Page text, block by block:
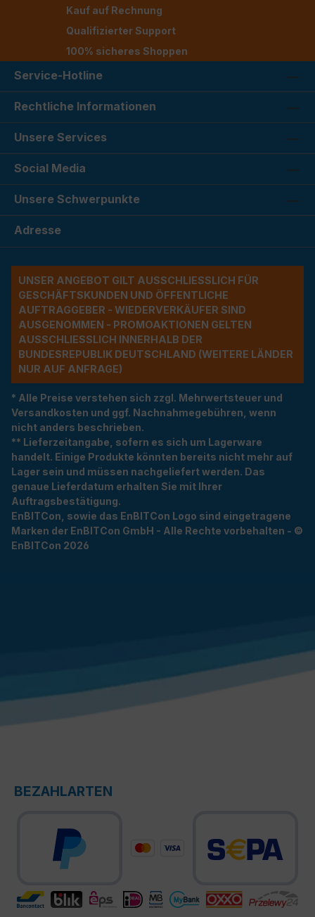
Kauf auf Rechnung
Qualifizierter Support
100% sicheres Shoppen
Service-Hotline
Rechtliche Informationen
Unsere Services
Social Media
Unsere Schwerpunkte
Adresse
UNSER ANGEBOT GILT AUSSCHLIESSLICH FÜR G
ESCHÄFTSKUNDEN UND ÖFFENTLICHE A
UFTRAGGEBER - WIEDERVERKÄUFER SIND A
USGENOMMEN - PROMOAKTIONEN GELTEN A
USSCHLIESSLICH INNERHALB DER BU
NDESREPUBLIK DEUTSCHLAND (WEITERE LÄNDER NU
R AUF ANFRAGE)
* Alle Preise verstehen sich zzgl. Mehrwertsteuer und
Versandkosten und ggf. Nachnahmegebühren, wenn
nicht anders beschrieben.
** Lieferzeitangabe, sofern es sich um Lagerware
handelt. Einige Produkte könnten bereits nicht mehr auf
Lager sein und müssen nachgeliefert werden. Das
genaue Lieferdatum erhalten Sie mit Ihrer
Auftragsbestätigung.
EnBITCon, sowie das EnBITCon Logo sind eingetragene
Marken der EnBITCon GmbH - Alle Rechte vorbehalten - ©
EnBITCon 2026
BEZAHLARTEN